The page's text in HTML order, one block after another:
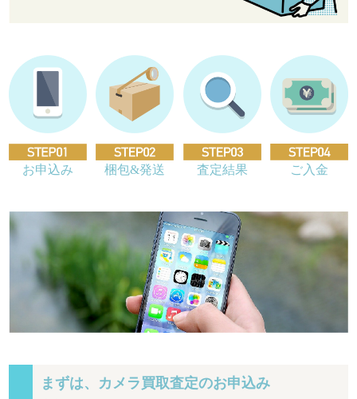
お申込み 梱包&発送 査定結果 ご入金
まずは、カメラ買取査定のお申込み